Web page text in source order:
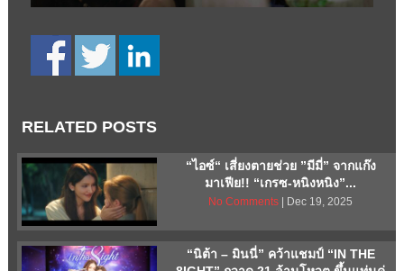
RELATED POSTS
“ไอซ์“ เสี่ยงตายช่วย ”มีมี่” จากแก๊ง
มาเฟีย!! “เกรซ-หนิงหนิง”...
No Comments | Dec 19, 2025
“นิต้า – มินนี่” คว้าแชมป์ “IN THE